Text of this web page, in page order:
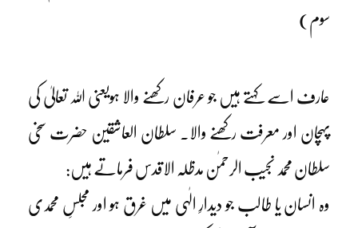
سوم)
عارف اسے کہتے ہیں جو عرفان رکھنے والا ہویعنی اللہ تعالیٰ کی
پہچان اور معرفت رکھنے والا۔ سلطان العاشقین حضرت سخی
سلطان محمد نجیب الرحمٰن مدظلہ الاقدس فرماتے ہیں:
وہ انسان یا طالب جو دیدارِ الٰہی میں غرق ہو اور مجلسِ محمدی